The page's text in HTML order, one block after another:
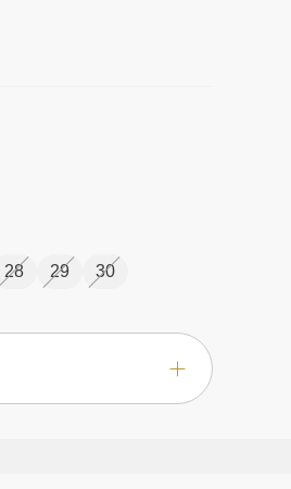
28 29 30